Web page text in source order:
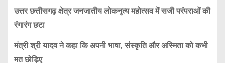
उत्तर छत्तीसगढ़ क्षेत्र जनजातीय लोकनृत्य महोत्सव में सजी परंपराओं की
रंगारंग छटा
मंत्री श्री यादव ने कहा कि अपनी भाषा,संस्कृति और अस्मिता को कभी
मत छोड़िए